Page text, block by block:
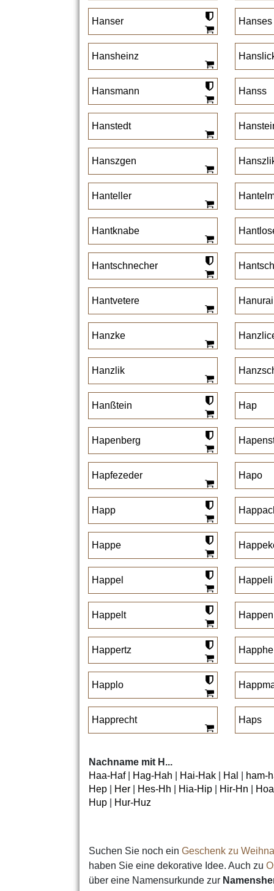
Hanser Hanses
Hansheinz
Hansmann Hanss
Hanstedt
Hanszgen
Hanteller
Hantknabe
Hantschnecher
Hantvetere Hanurai
Hanzke
Hanzlik
Hanßtein Hap
Hapenberg
Hapfezeder Hapo
Happ
Happe
Happel Happeli
Happelt
Happertz
Happlo
Happrecht Haps
Nachname mit H...
Haa-Haf| Hag-Hah Hai-Hak Hal
ham-
Hep
Her Hes-Hh Hia-Hip Hir-Hn
Hup
Hur-Huz
Suchen Sie noch ein Geschenk zu
haben Sie eine dekorative Idee. Auch zu
über eine Namensurkunde zur